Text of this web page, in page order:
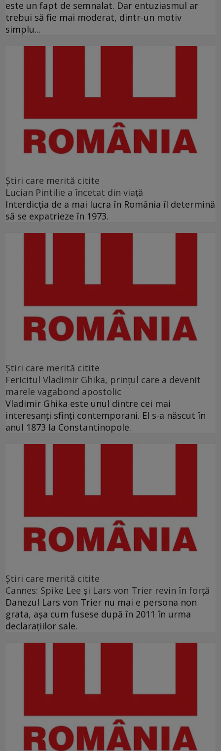
este un fapt de semnalat. Dar entuziasmul ar
trebui să fie mai moderat, dintr-un motiv
simplu...
Ştiri care merită citite
Lucian Pintilie a încetat din viață
Interdicţia de a mai lucra în România îl determină
să se expatrieze în 1973.
Ştiri care merită citite
Fericitul Vladimir Ghika, prințul care a devenit
marele vagabond apostolic
Vladimir Ghika este unul dintre cei mai
interesanți sfinți contemporani. El s-a născut în
anul 1873 la Constantinopole.
Ştiri care merită citite
Cannes: Spike Lee şi Lars von Trier revin în forţă
Danezul Lars von Trier nu mai e persona non
grata, aşa cum fusese după în 2011 în urma
declaraţiilor sale.